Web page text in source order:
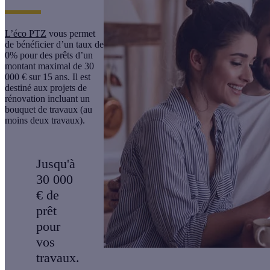
L’éco PTZ vous permet
de bénéficier d’un taux de
0% pour des prêts d’un
montant maximal de 30
000 € sur 15 ans. Il est
destiné aux projets de
rénovation incluant un
bouquet de travaux (au
moins deux travaux).
Jusqu'à
30 000
€ de
prêt
pour
vos
travaux.